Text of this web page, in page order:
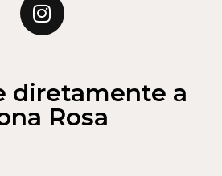
diretamente a
Rosa